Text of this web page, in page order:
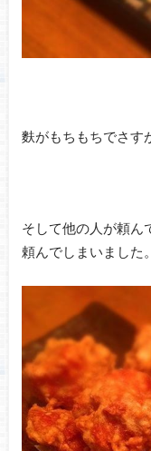
麩がもちもちでさす
そして他の人が頼ん
頼んでしまいました。